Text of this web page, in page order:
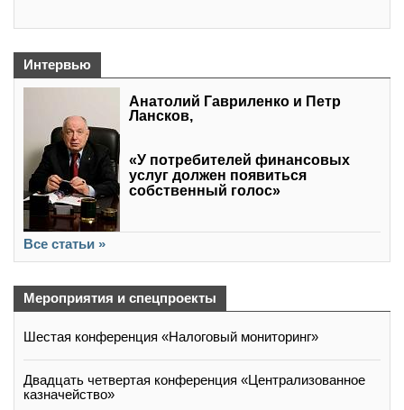
Интервью
Анатолий Гавриленко и Петр
Лансков,
«У потребителей финансовых
услуг должен появиться
собственный голос»
Все статьи »
Мероприятия и спецпроекты
Шестая конференция «Налоговый мониторинг»
Двадцать четвертая конференция «Централизованное
казначейство»